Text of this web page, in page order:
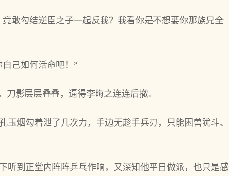
敢勾结逆臣之子一起反我？我看你是不想要你那族兄全
己如何活命吧！”
影层层叠叠，逼得李晦之连连后撤。
烟勾着泄了几次力，手边无趁手兵刃，只能困兽犹斗、
听到正堂内阵阵乒乓作响，又深知他平日做派，也只是感